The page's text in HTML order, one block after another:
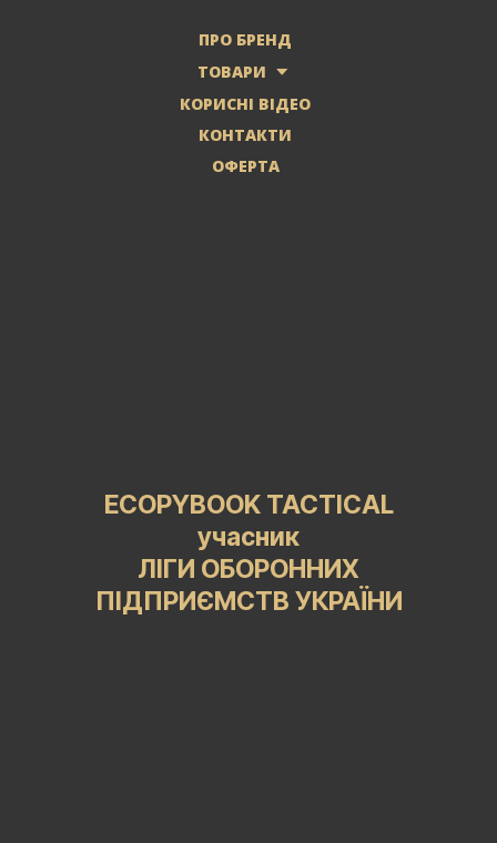
ПРО БРЕНД
ТОВАРИ
КОРИСНІ ВІДЕО
КОНТАКТИ
ОФЕРТА
ECOPYBOOK TACTICAL
учасник
ЛІГИ ОБОРОННИХ
ПІДПРИЄМСТВ УКРАЇНИ